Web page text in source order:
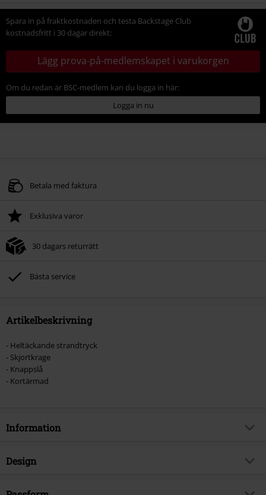
Spara in på fraktkostnaden och testa Backstage Club
kostnadsfritt i 30 dagar direkt:
Lägg prova-på-medlemskapet i varukorgen
Om du redan är BSC-medlem kan du logga in här:
Logga in nu
Betala med faktura
Exklusiva varor
30 dagars returrätt
Bästa service
Artikelbeskrivning
- Heltäckande strandtryck
- Skjortkrage
- Knappslå
- Kortärmad
Information
Artikelnummer
Design
Produkttyp